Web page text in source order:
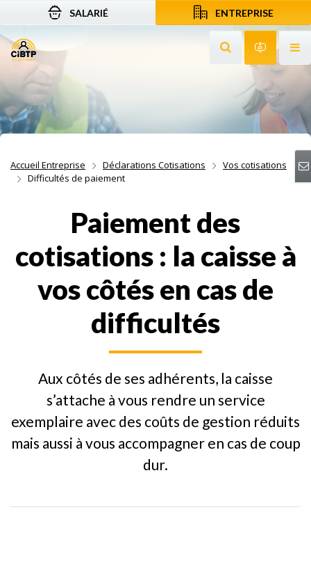
Aller au contenu
Aller à la recherche
Aller à la navigation
SALARIÉ ENTREPRISE
Rechercher sur
Accueil Entreprise Déclarations Cotisations
Vos cotisations
Difficultés de paiement
Paiement des
cotisations : la caisse à
vos côtés en cas de
difficultés
Aux côtés de ses adhérents, la caisse
s’attache à vous rendre un service
exemplaire avec des coûts de gestion réduits
mais aussi à vous accompagner en cas de coup
dur.